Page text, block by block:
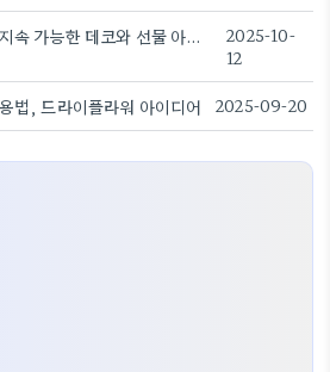
드라이플라워로 완성하는 지속 가능한 데코와 선물 아이디어
2025-10-
12
법, 드라이플라워 아이디어 2025-09-20